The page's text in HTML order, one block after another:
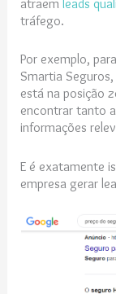
atraem leads
tráfego.
Por exemplo,
Smartia
está na posição
encontrar tanto
informações
E é exatamente
empresa gerar